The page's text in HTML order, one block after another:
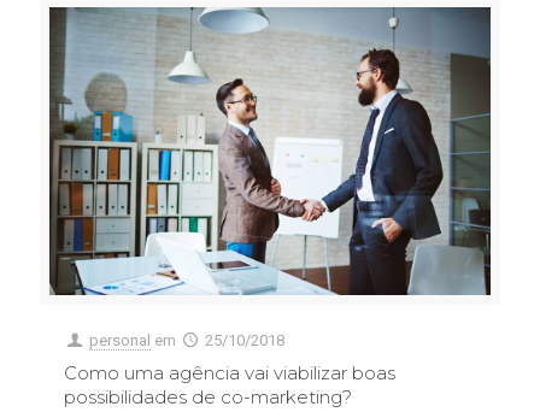
personal em 25/10/2018
Como uma agência vai viabilizar boas
possibilidades de co-marketing?